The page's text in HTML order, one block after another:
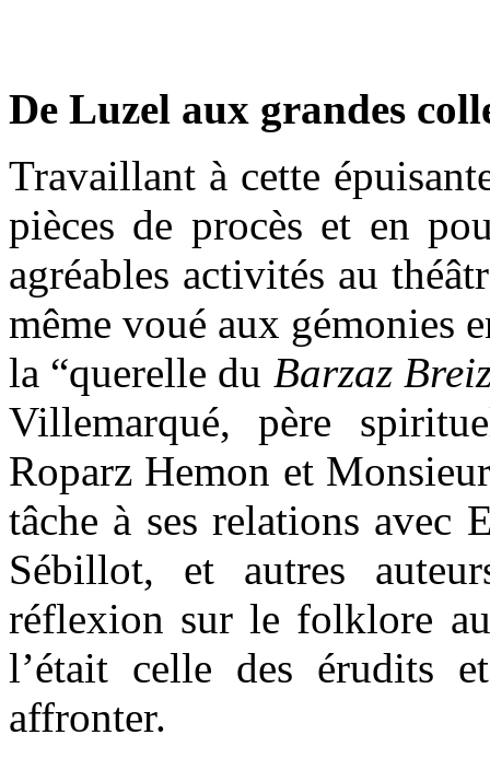
De Luzel aux grandes
Travaillant à cette
pièces de procès et en
agréables activités au
même voué aux gémonies
la “querelle du Barzaz
Villemarqué, père
Roparz Hemon et
tâche à ses relations avec
Sébillot, et autres
réflexion sur le folklore
l’était celle des érudits
affronter.